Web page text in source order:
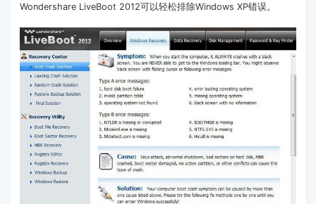
Wondershare LiveBoot 2012可以轻松排除Windows XP错误。